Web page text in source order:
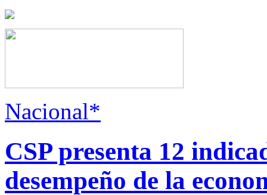
Nacional*
CSP presenta 12
desempeño de la